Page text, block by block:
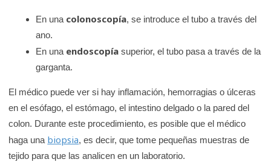
En una colonoscopía, se introduce el tubo a través del
ano.
En una endoscopíasuperior, el tubo pasa a través de la
garganta.
El médico puede ver si hay inflamación, hemorragias o úlceras
en el esófago, el estómago, el intestino delgado o la pared del
colon. Durante este procedimiento, es posible que el médico
haga una biopsia, es decir, que tome pequeñas muestras de
tejido para que las analicen en un laboratorio.